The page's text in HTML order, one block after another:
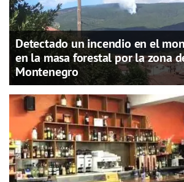
Detectado un incendio en el
en la masa forestal por la zona
Montenegro